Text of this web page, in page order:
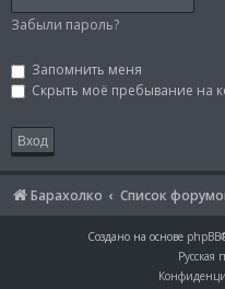
Забыли пароль?
Запомнить меня
Скрыть моё пребывание на
Барахолко Список
Создано на основе phpBB
Русская